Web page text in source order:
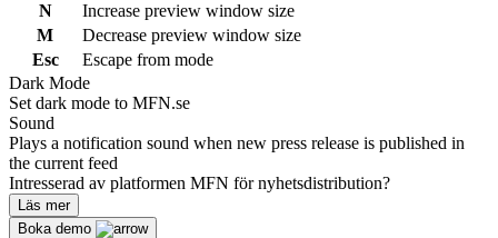
N
Increase preview window size
M
Decrease preview window size
Esc
Escape from mode
Dark Mode
Set dark mode to MFN.se
Sound
Plays a notification sound when new press release is published in
the current feed
Intresserad av platformen MFN för nyhetsdistribution?
Läs mer
Boka demo